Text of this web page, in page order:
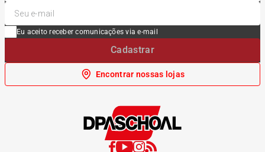
Eu aceito receber comunicações via e-mail
Cadastrar
Encontrar nossas lojas